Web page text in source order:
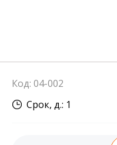
Внутренний аудит
Сотрудники
Код: 04-002
Срок, д.: 1